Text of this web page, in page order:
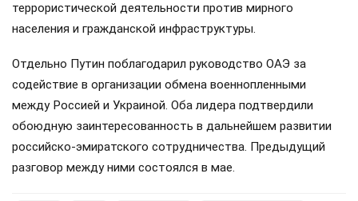
террористической деятельности против мирного
населения и гражданской инфраструктуры.
Отдельно Путин поблагодарил руководство ОАЭ за
содействие в организации обмена военнопленными
между Россией и Украиной. Оба лидера подтвердили
обоюдную заинтересованность в дальнейшем развитии
российско-эмиратского сотрудничества. Предыдущий
разговор между ними состоялся в мае.